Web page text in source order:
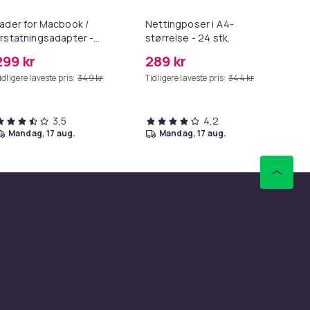
for Macbook /
-
kr
laveste pris: 349 kr
3,5
mandag, 17 aug.
Nettingposer i A4-
størrelse - 24 stk.
289 kr
Tidligere laveste pris: 344 kr
4,2
mandag, 17 aug.